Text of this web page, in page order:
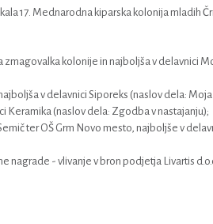
17. Mednarodna kiparska kolonija mladih
zmagovalka kolonije in najboljša v delavnici
v delavnici Siporeks (naslov dela:
Keramika (naslov dela: Zgodba v nastajanju);
ter OŠ Grm Novo mesto, najboljše v
nagrade - vlivanje v bron podjetja Livartis